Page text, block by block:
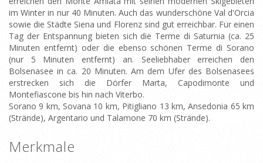
im Winter in nur 40 Minuten. Auch das wunderschöne Val d'Orcia
sowie die Städte Siena und Florenz sind gut erreichbar. Für einen
Tag der Entspannung bieten sich die Terme di Saturnia (ca. 25
Minuten entfernt) oder die ebenso schönen Terme di Sorano
(nur 5 Minuten entfernt) an. Seeliebhaber erreichen den
Bolsenasee in ca. 20 Minuten. Am dem Ufer des Bolsenasees
erstrecken sich die Dörfer Marta, Capodimonte und
Montefiascone bis hin nach Viterbo.
Sorano 9 km, Sovana 10 km, Pitigliano 13 km, Ansedonia 65 km
(Strände), Argentario und Talamone 70 km (Strände).
Merkmale